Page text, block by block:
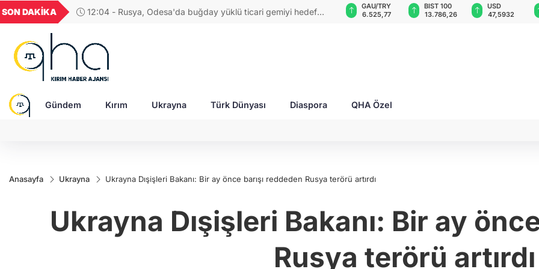
SON DAKİKA
11:30 - Ukrayna ve Birleşik Krallık savunma bakanları, hava
GEL
18,2001
16,2323
28,0626
0,0018
6.525,77
BIST 100
13.786,26
USD
47,5932
EUR
55,0462
Gündem Kırım Ukrayna Türk Dünyası Diaspora QHA Özel
Anasayfa Ukrayna Ukrayna Dışişleri Bakanı: Bir ay önce barışı reddeden Rusya terörü artırdı
Ukrayna Dışişleri Bakanı: Bir ay
Rusya terörü artırdı